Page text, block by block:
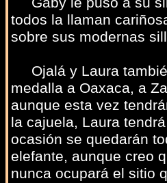
todos la llaman
sobre sus modernas
Ojalá y Laura
medalla a Oaxaca, a
aunque esta vez
la cajuela, Laura
ocasión se quedarán
elefante, aunque creo
nunca ocupará el sitio